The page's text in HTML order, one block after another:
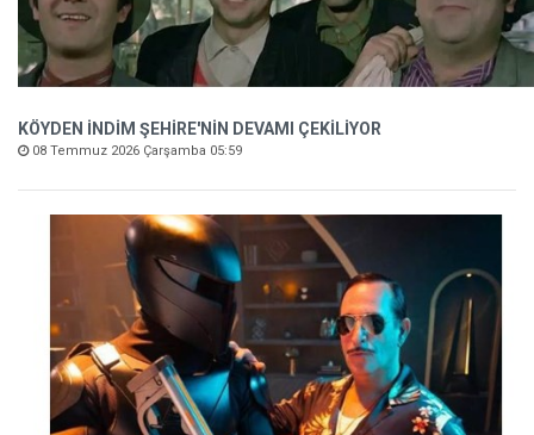
KÖYDEN İNDİM ŞEHİRE'NİN DEVAMI ÇEKİLİYOR
08 Temmuz 2026 Çarşamba 05:59